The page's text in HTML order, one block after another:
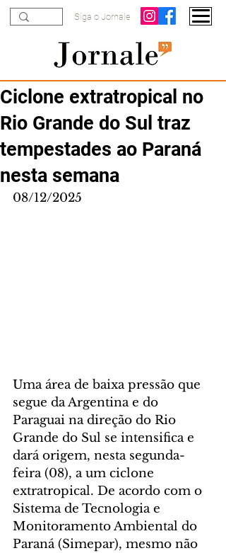
Siga o Jornale
Ciclone extratropical no
Rio Grande do Sul traz
tempestades ao Paraná
nesta semana
08/12/2025
Uma área de baixa pressão que
segue da Argentina e do
Paraguai na direção do Rio
Grande do Sul se intensifica e
dará origem, nesta segunda-
feira (08), a um ciclone
extratropical. De acordo com o
Sistema de Tecnologia e
Monitoramento Ambiental do
Paraná (Simepar), mesmo não